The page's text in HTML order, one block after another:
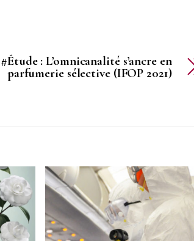
#Étude : L’omnicanalité s’ancre en
parfumerie sélective (IFOP 2021)